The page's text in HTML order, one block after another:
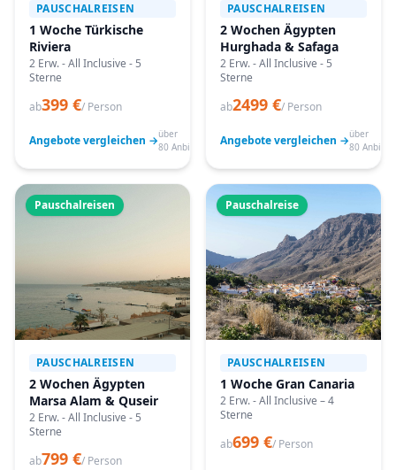
PAUSCHALREISEN
1 Woche Türkische
Riviera
2 Erw. - All Inclusive - 5
Sterne
ab399 €/ Person
Angebote vergleichen →über
80 Anbieter
PAUSCHALREISEN
2 Wochen Ägypten
Hurghada & Safaga
2 Erw. - All Inclusive - 5
Sterne
ab2499 €/ Person
Angebote vergleichen →über
80
Pauschalreisen
PAUSCHALREISEN
2 Wochen Ägypten
Marsa Alam & Quseir
2 Erw. - All Inclusive - 5
Sterne
ab799 €/ Person
Pauschalreise
PAUSCHALREISEN
1 Woche Gran Canaria
2 Erw. - All Inclusive – 4
Sterne
ab699 €/ Person